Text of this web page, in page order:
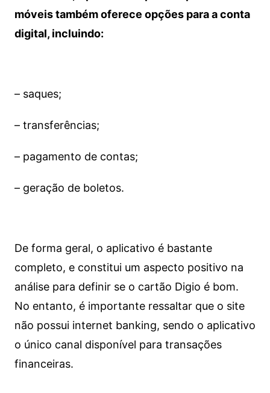
móveis também oferece opções para a conta
digital, incluindo:
– saques;
– transferências;
– pagamento de contas;
– geração de boletos.
De forma geral, o aplicativo é bastante
completo, e constitui um aspecto positivo na
análise para definir se o cartão Digio é bom.
No entanto, é importante ressaltar que o site
não possui internet banking, sendo o aplicativo
o único canal disponível para transações
financeiras.